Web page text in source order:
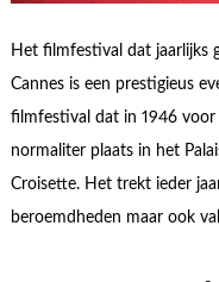
Het filmfestival dat jaarlijks
Cannes is een prestigieus
filmfestival dat in 1946
normaliter plaats in het
Croisette. Het trekt ieder
beroemdheden maar ook